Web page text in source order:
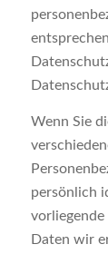
Wenn Sie
persönlich
Daten wir